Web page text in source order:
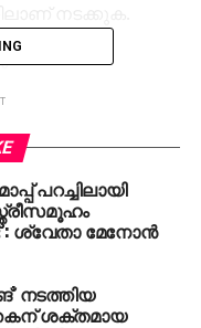
അമ്മയുടെ മുപ്പത്
അമ്മ
ഒത്തു
തുക
സൗജന്യമായി
പറച്ചിലായി
ശ്വേതാ മേനോന്‍
നടത്തിയ
ശക്തമായ